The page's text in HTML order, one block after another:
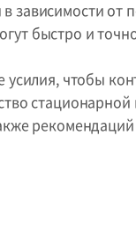
зависимости от
быстро и
усилия, чтобы